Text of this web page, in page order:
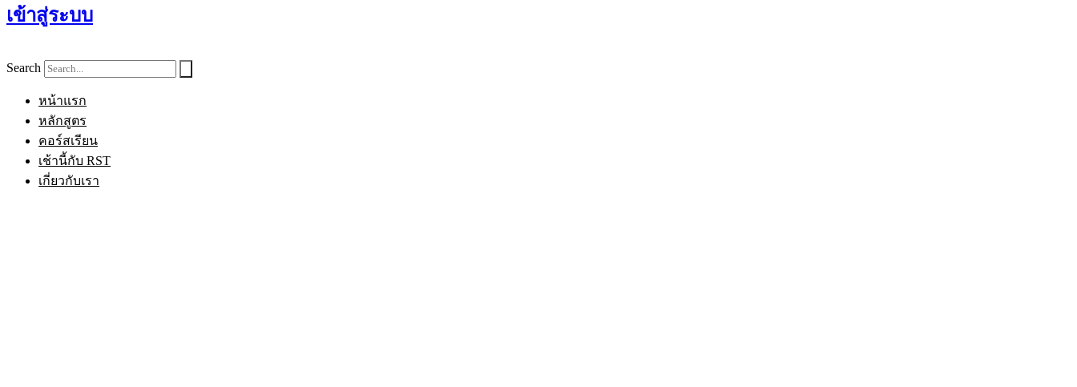
เข้าสู่ระบบ
Search
หน้าแรก
หลักสูตร
คอร์สเรียน
เช้านี้กับ RST
เกี่ยวกับเรา